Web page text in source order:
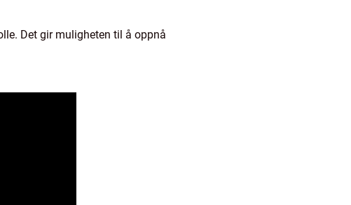
Det gir muligheten til å oppnå